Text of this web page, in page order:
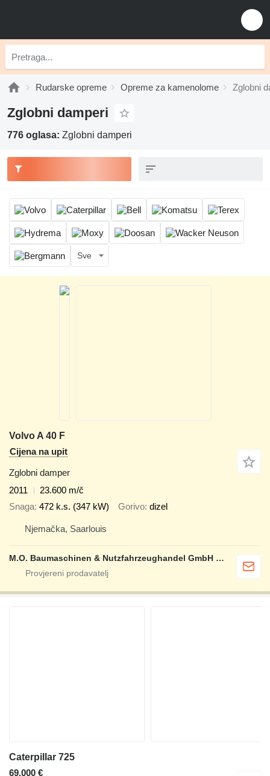
Rudarske opreme Opreme za kamenolome Zglobni
Zglobni damperi
776 oglasa: Zglobni damperi
Sve
Volvo A 40 F
Cijena na upit
Zglobni damper
2011
23.600 m/č
Snaga 472 k.s. (347 kW) Gorivo dizel
Njemačka, Saarlouis
M.O. Baumaschinen & Nutzfahrzeughandel GmbH & CO.
Caterpillar 725
69.000 €